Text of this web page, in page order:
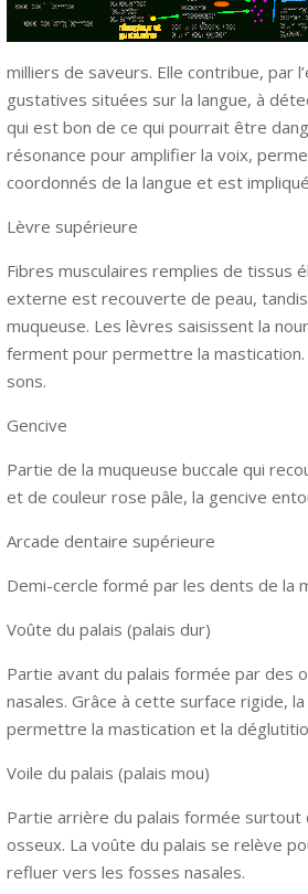
milliers de saveurs. Elle contribue, par
gustatives situées sur la langue, à
qui est bon de ce qui pourrait être
résonance pour amplifier la voix,
coordonnés de la langue et est
Lèvre supérieure
Fibres musculaires remplies de tissus
externe est recouverte de peau,
muqueuse. Les lèvres saisissent la
ferment pour permettre la
sons.
Gencive
Partie de la muqueuse buccale qui
et de couleur rose pâle, la gencive
Arcade dentaire supérieure
Demi-cercle formé par les dents de la
Voûte du palais (palais dur)
Partie avant du palais formée par des
nasales. Grâce à cette surface rigide,
permettre la mastication et la
Voile du palais (palais mou)
Partie arrière du palais formée
osseux. La voûte du palais se relève
refluer vers les fosses nasales.